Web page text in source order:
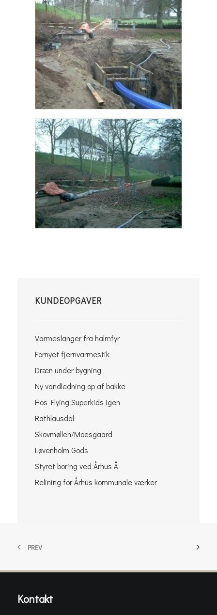
KUNDEOPGAVER
Varmeslanger fra halmfyr
Fornyet fjernvarmestik
Dræn under bygning
Ny vandledning op af bakke
Hos Flying Superkids igen
Rathlausdal
Skovmøllen/Moesgaard
Løvenholm Gods
Styret boring ved Århus Å
Relining for Århus kommunale værker
PREV
Kontakt